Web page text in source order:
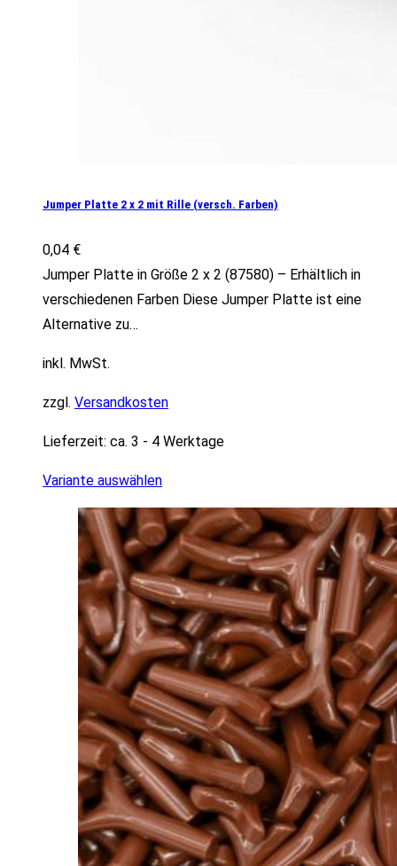
Jumper Platte 2 x 2 mit Rille (versch. Farben)
0,04 €
Jumper Platte in Größe 2 x 2 (87580) – Erhältlich in
verschiedenen Farben Diese Jumper Platte ist eine
Alternative zu…
inkl. MwSt.
zzgl. Versandkosten
Lieferzeit: ca. 3 - 4 Werktage
Variante auswählen